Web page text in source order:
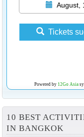
August,
Tickets
Powered by 12Go Asia
10 BEST
IN BANGKOK